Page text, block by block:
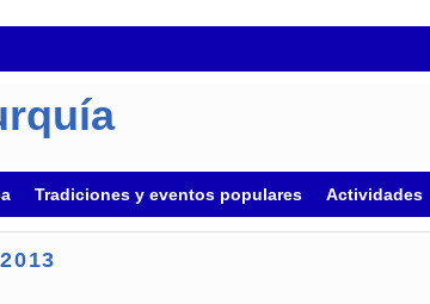
Tradiciones y eventos populares Actividades